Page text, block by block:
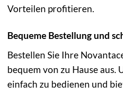
Vorteilen profitieren.
Bequeme Bestellung und
Bestellen Sie Ihre
bequem von zu Hause aus.
einfach zu bedienen und